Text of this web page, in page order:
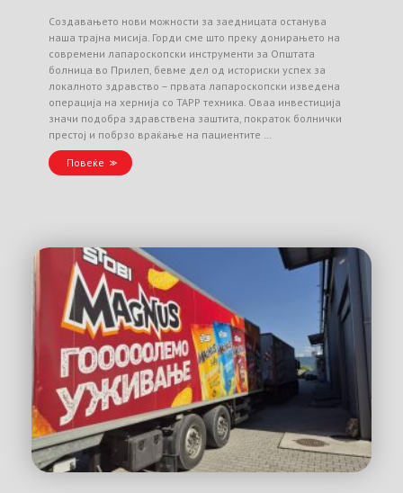
Создавањето нови можности за заедницата останува
наша трајна мисија. Горди сме што преку донирањето на
современи лапароскопски инструменти за Општата
болница во Прилеп, бевме дел од историски успех за
локалното здравство – првата лапароскопски изведена
операција на хернија со TAPP техника. Оваа инвестиција
значи подобра здравствена заштита, пократок болнички
престој и побрзо враќање на пациентите …
Повеќе